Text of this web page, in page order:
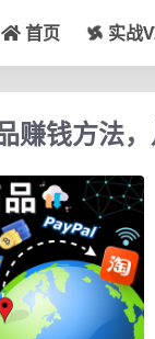
首页 实战
赚钱方法